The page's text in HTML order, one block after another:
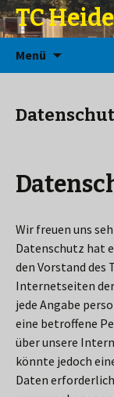
TC
Menü
Wir freuen uns
Datenschutz hat
den Vorstand des
Internetseiten der
jede Angabe
eine betroffene
über unsere
könnte jedoch
Daten